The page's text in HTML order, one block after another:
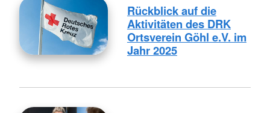
Rückblick auf die
Aktivitäten des DRK
Ortsverein Göhl e.V. im
Jahr 2025